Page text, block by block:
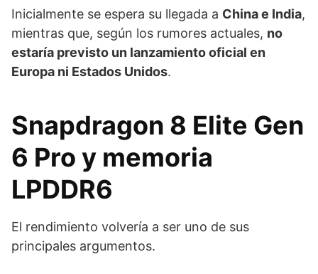
Inicialmente se espera su llegada a China e India,
mientras que, según los rumores actuales, no
estaría previsto un lanzamiento oficial en
Europa ni Estados Unidos.
Snapdragon 8 Elite Gen
6 Pro y memoria
LPDDR6
El rendimiento volvería a ser uno de sus
principales argumentos.